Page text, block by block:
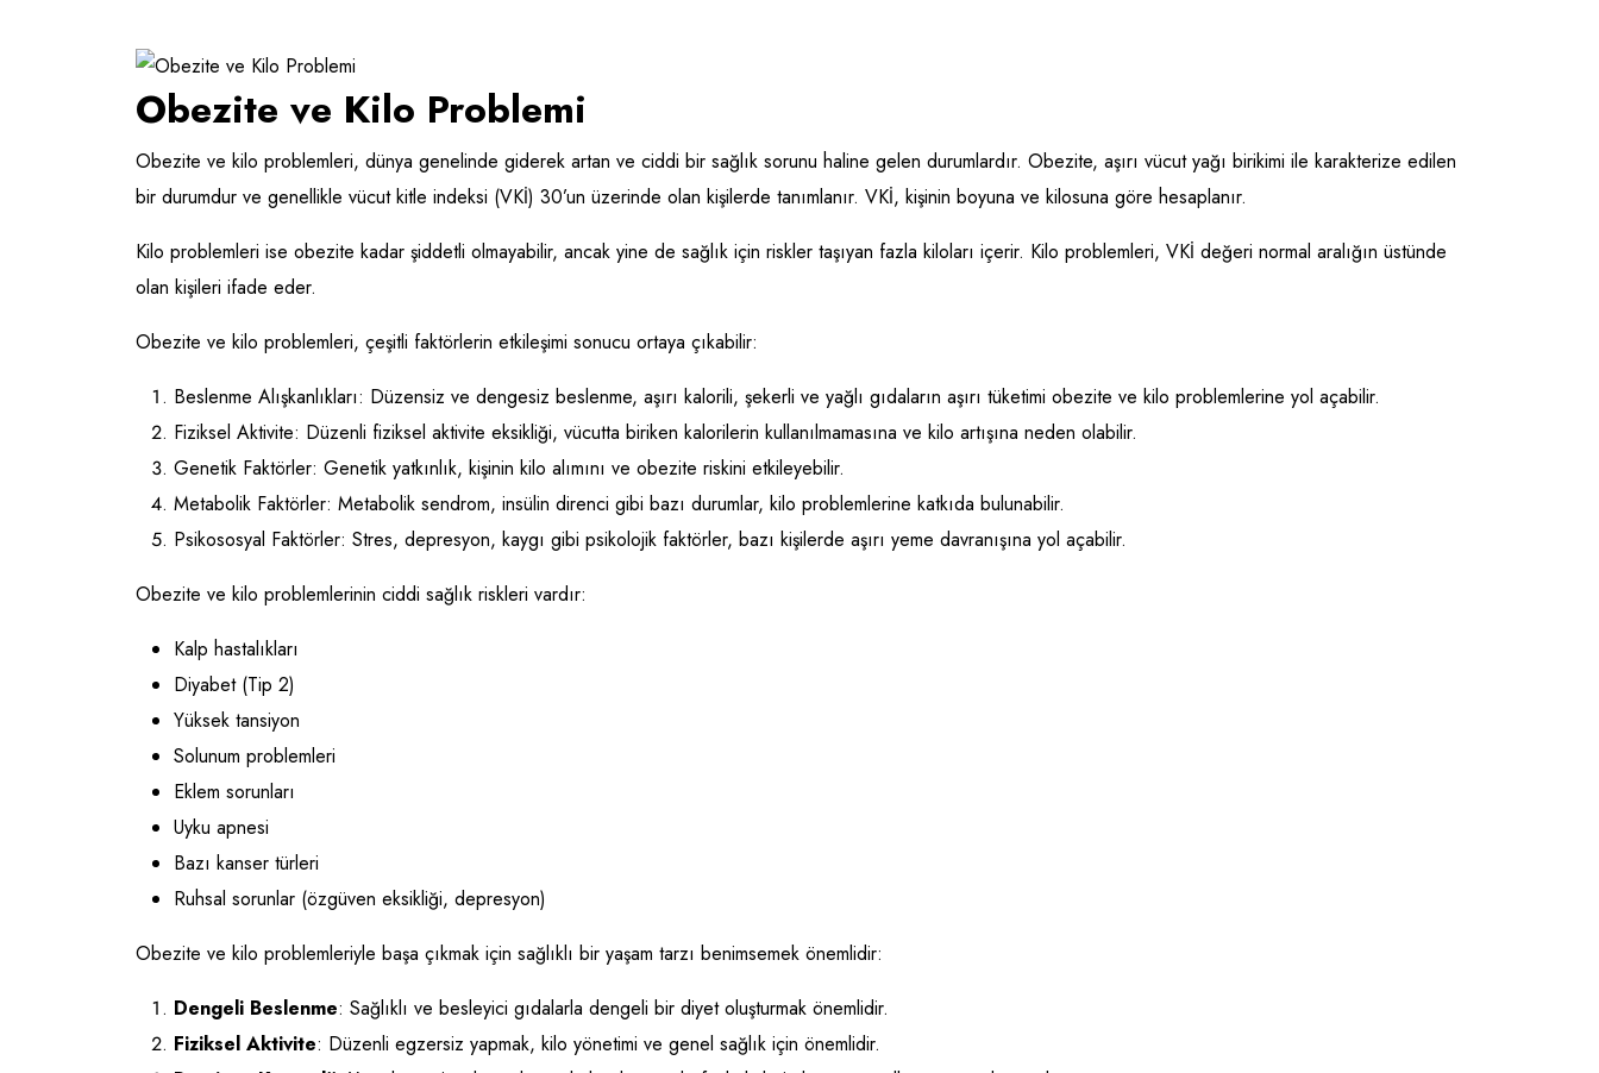
Obezite ve Kilo Problemi
Obezite ve kilo problemleri, dünya genelinde giderek artan ve ciddi bir sağlık sorunu haline gelen durumlardır. Obezite, aşırı vücut yağı birikimi ile karakterize edilen
bir durumdur ve genellikle vücut kitle indeksi (VKİ) 30’un üzerinde olan kişilerde tanımlanır. VKİ, kişinin boyuna ve kilosuna göre hesaplanır.
Kilo problemleri ise obezite kadar şiddetli olmayabilir, ancak yine de sağlık için riskler taşıyan fazla kiloları içerir. Kilo problemleri, VKİ değeri normal aralığın üstünde
olan kişileri ifade eder.
Obezite ve kilo problemleri, çeşitli faktörlerin etkileşimi sonucu ortaya çıkabilir:
Beslenme Alışkanlıkları: Düzensiz ve dengesiz beslenme, aşırı kalorili, şekerli ve yağlı gıdaların aşırı tüketimi obezite ve kilo problemlerine yol açabilir.
Fiziksel Aktivite: Düzenli fiziksel aktivite eksikliği, vücutta biriken kalorilerin kullanılmamasına ve kilo artışına neden olabilir.
Genetik Faktörler: Genetik yatkınlık, kişinin kilo alımını ve obezite riskini etkileyebilir.
Metabolik Faktörler: Metabolik sendrom, insülin direnci gibi bazı durumlar, kilo problemlerine katkıda bulunabilir.
Psikososyal Faktörler: Stres, depresyon, kaygı gibi psikolojik faktörler, bazı kişilerde aşırı yeme davranışına yol açabilir.
Obezite ve kilo problemlerinin ciddi sağlık riskleri vardır:
Kalp hastalıkları
Diyabet (Tip 2)
Yüksek tansiyon
Solunum problemleri
Eklem sorunları
Uyku apnesi
Bazı kanser türleri
Ruhsal sorunlar (özgüven eksikliği, depresyon)
Obezite ve kilo problemleriyle başa çıkmak için sağlıklı bir yaşam tarzı benimsemek önemlidir:
Dengeli Beslenme: Sağlıklı ve besleyici gıdalarla dengeli bir diyet oluşturmak önemlidir.
Fiziksel Aktivite: Düzenli egzersiz yapmak, kilo yönetimi ve genel sağlık için önemlidir.